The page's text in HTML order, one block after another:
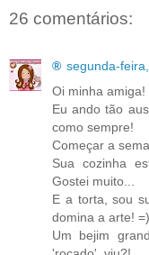
26 comentários:
® segunda-
Oi minha amiga!
Eu ando tão
como sempre!
Começar a
Sua cozinha
Gostei muito...
E a torta, sou
domina a arte! =)
Um bejim